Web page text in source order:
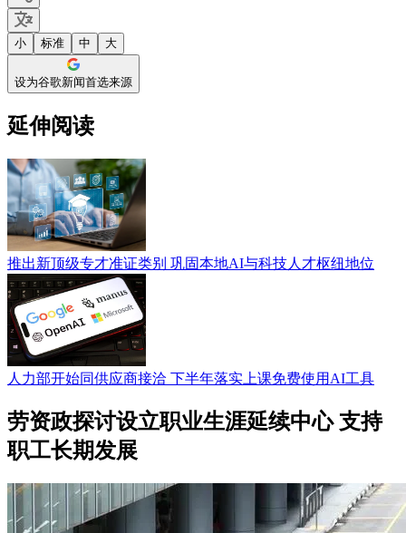
小 标准 中 大
设为谷歌新闻首选来源
延伸阅读
推出新顶级专才准证类别 巩固本地AI与科技人才枢纽地位
人力部开始同供应商接洽 下半年落实上课免费使用AI工具
劳资政探讨设立职业生涯延续中心 支持
职工长期发展